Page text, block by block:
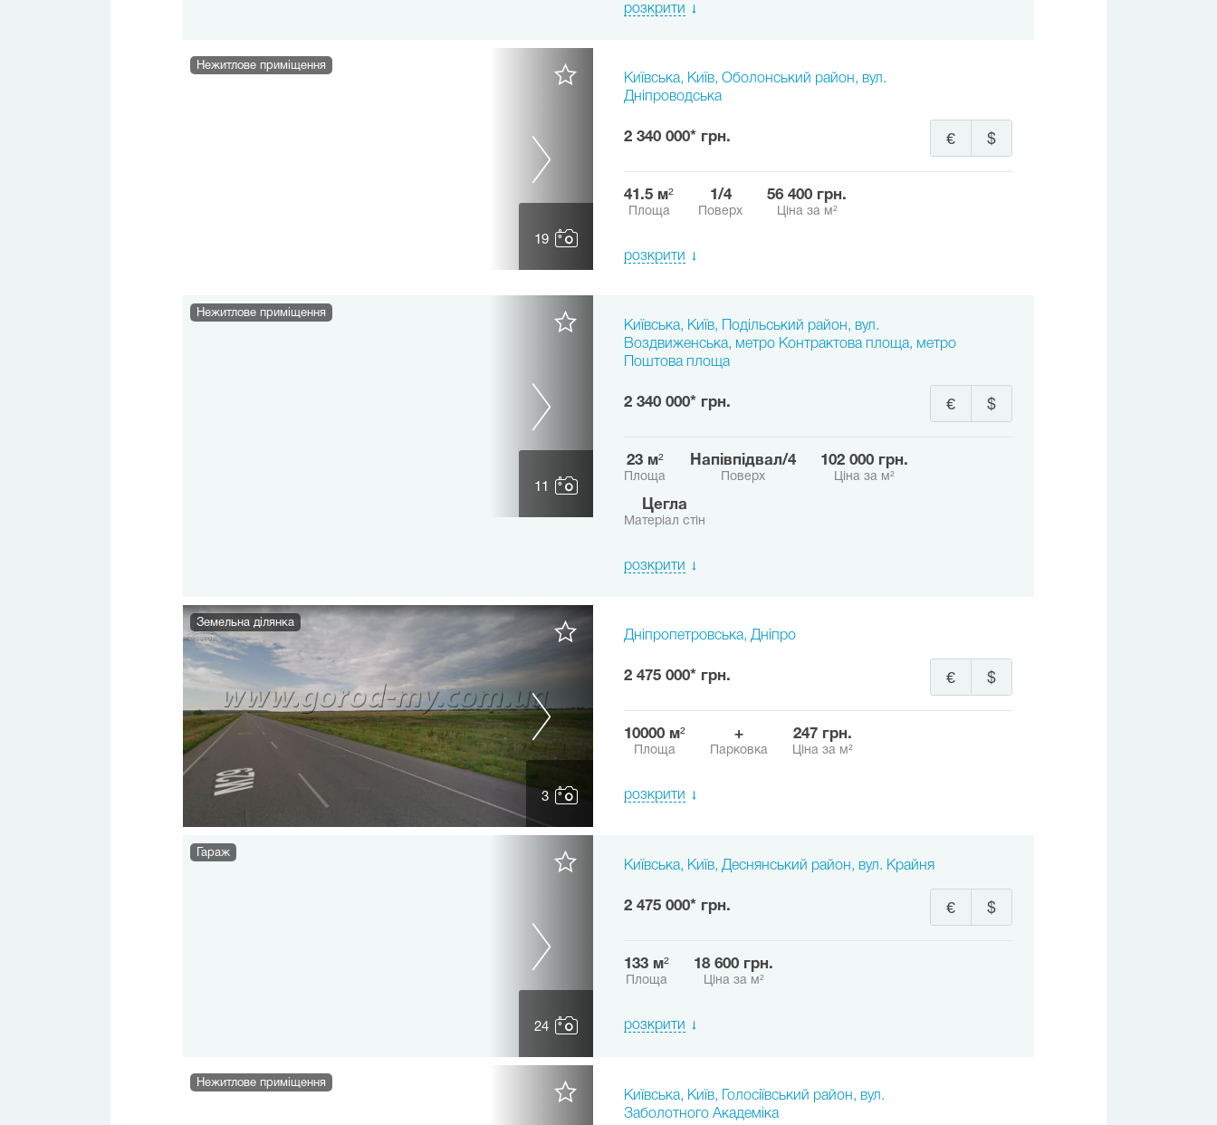
розкрити
19
Нежитлове приміщення
Київська, Київ, Оболонський район, вул.
Дніпроводська
2 340 000* грн. $
€
41.5 м²
Площа
1/4
Поверх
56 400 грн.
Ціна за м²
розкрити
11
Нежитлове приміщення
Київська, Київ, Подільський район, вул.
Воздвиженська, метро Контрактова площа, метро
Поштова площа
2 340 000* грн. $
€
23 м²
Площа
напівпідвал/4
Поверх
102 000 грн.
Ціна за м²
Цегла
Матеріал стін
розкрити
3
Земельна ділянка
Дніпропетровська, Дніпро
2 475 000* грн. $
€
10000 м²
Площа
+
Парковка
247 грн.
Ціна за м²
розкрити
24
Гараж
Київська, Київ, Деснянський район, вул. Крайня
2 475 000* грн. $
€
133 м²
Площа
18 600 грн.
Ціна за м²
розкрити
Нежитлове приміщення
Київська, Київ, Голосіївський район, вул.
Заболотного Академіка